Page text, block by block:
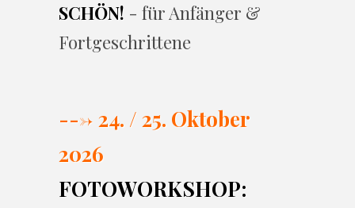
SCHÖN! - für Anfänger &
Fortgeschrittene
---> 24. / 25. Oktober
2026
FOTOWORKSHOP: